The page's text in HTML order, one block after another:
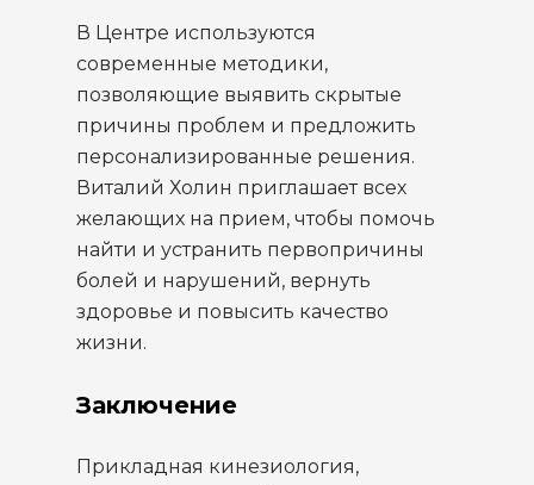
В Центре используются
современные методики,
позволяющие выявить скрытые
причины проблем и предложить
персонализированные решения.
Виталий Холин приглашает всех
желающих на прием, чтобы помочь
найти и устранить первопричины
болей и нарушений, вернуть
здоровье и повысить качество
жизни.
Заключение
Прикладная кинезиология,